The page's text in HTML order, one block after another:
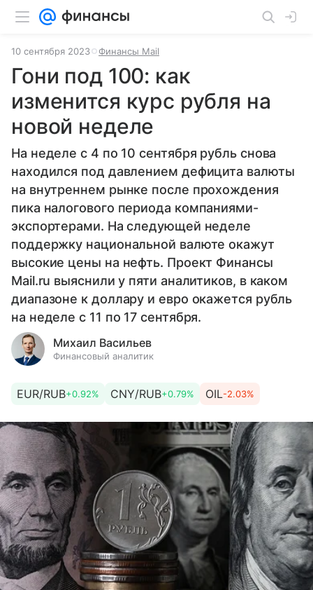
10 сентября 2023 Финансы Mail
Гони под 100: как
изменится курс рубля на
новой неделе
На неделе с 4 по 10 сентября рубль снова
находился под давлением дефицита валюты
на внутреннем рынке после прохождения
пика налогового периода компаниями-
экспортерами. На следующей неделе
поддержку национальной валюте окажут
высокие цены на нефть. Проект Финансы
Mail.ru выяснили у пяти аналитиков, в каком
диапазоне к доллару и евро окажется рубль
на неделе с 11 по 17 сентября.
Михаил Васильев
Финансовый аналитик
EUR/RUB+0.92% CNY/RUB+0.79% OIL-2.03%